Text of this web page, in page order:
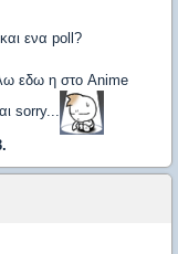
ενα poll?
εδω η στο Anime
sorry...